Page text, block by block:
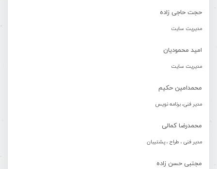
حجت حاجی زاده
مدیریت سایت
امید محمودیان
مدیریت سایت
محمدامین حکیم
مدیر فنی، برنامه نویس
محمدرضا کمالی
مدیر فنی ، طراح ، پشتیبان
مجتبی حسن زاده